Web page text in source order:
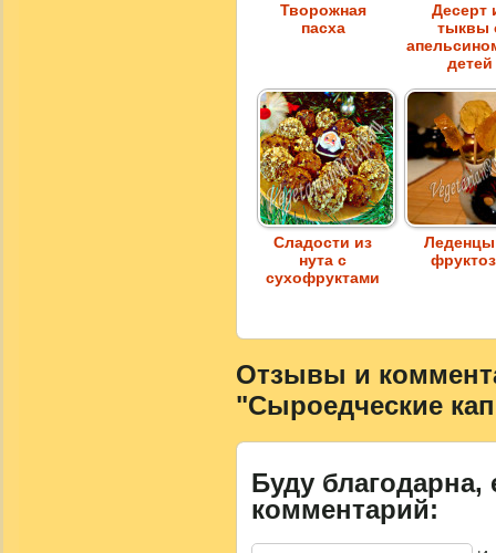
Творожная
пасха
Десерт
тыквы
детей
Сладости из
нута с
сухофруктами
Леденцы
Отзывы и
"Сыроедческие
Буду благодарна,
комментарий: